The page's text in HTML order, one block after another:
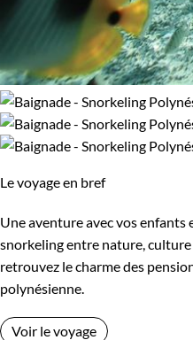
Confort
Standard
Haut de gamme
Environnement
Le voyage en bref
Une aventure avec vos enfants
snorkeling entre nature, culture
retrouvez le charme des
polynésienne.
Voir le voyage